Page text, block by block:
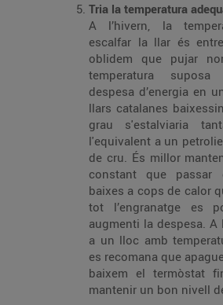
Tria la temperatura
A l’hivern, la
escalfar la llar és entre 19º i 21ºC. No
oblidem que pujar
temperatura
despesa d’energia en un 8%.
llars catalanes
grau s'estalviaria tanta energia com
l'equivalent a un petrolier de
de cru. És millor
constant que passar de temperatures
baixes a cops de calor
tot l’engranatge es
augmenti la despesa. A la nit, si no
a un lloc amb
es recomana que apaguem la calefacció o
baixem el termòstat fins als
mantenir un bon nivell